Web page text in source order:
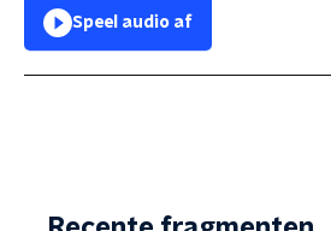
Speel audio af